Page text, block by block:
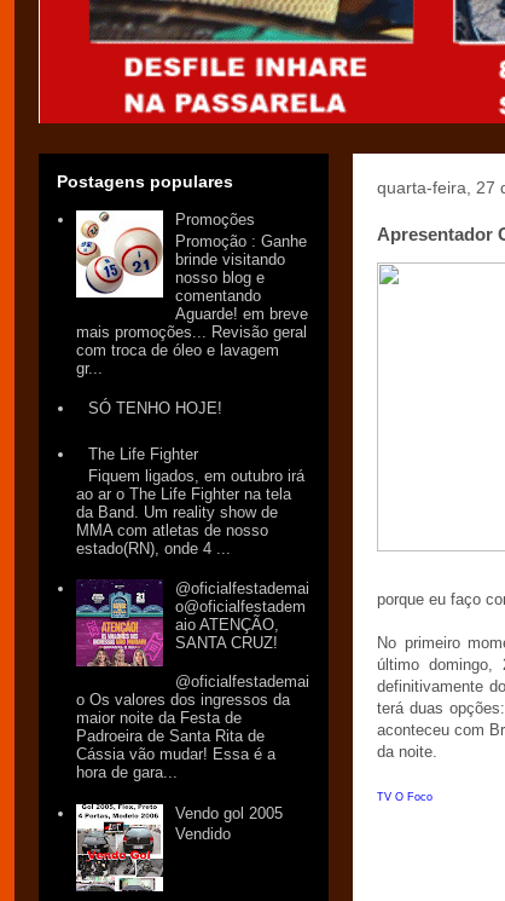
quarta-feira, 27
Apresentador
porque eu faço
No primeiro
último
definitivamente
terá duas
aconteceu com
da noite.
TV O Foco
Postagens populares
Promoções
Promoção : Ganhe
brinde visitando
nosso blog e
comentando
Aguarde! em breve
mais promoções... Revisão geral
com troca de óleo e lavagem
gr...
SÓ TENHO HOJE!
The Life Fighter
Fiquem ligados, em outubro irá
ao ar o The Life Fighter na tela
da Band. Um reality show de
MMA com atletas de nosso
estado(RN), onde 4 ...
@oficialfestademai
o@oficialfestadem
aio ATENÇÃO,
SANTA CRUZ!
@oficialfestademai
o Os valores dos ingressos da
maior noite da Festa de
Padroeira de Santa Rita de
Cássia vão mudar! Essa é a
hora de gara...
Vendo gol 2005
Vendido